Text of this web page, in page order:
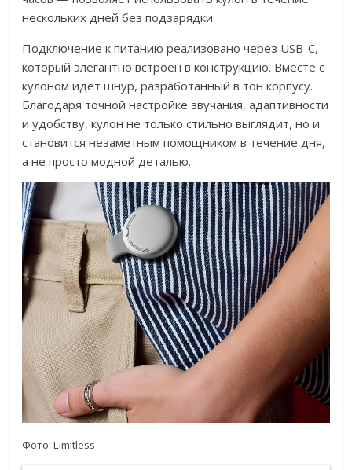
нескольких дней без подзарядки.
Подключение к питанию реализовано через USB-C,
который элегантно встроен в конструкцию. Вместе с
кулоном идёт шнур, разработанный в тон корпусу.
Благодаря точной настройке звучания, адаптивности
и удобству, кулон не только стильно выглядит, но и
становится незаметным помощником в течение дня,
а не просто модной деталью.
Фото: Limitless